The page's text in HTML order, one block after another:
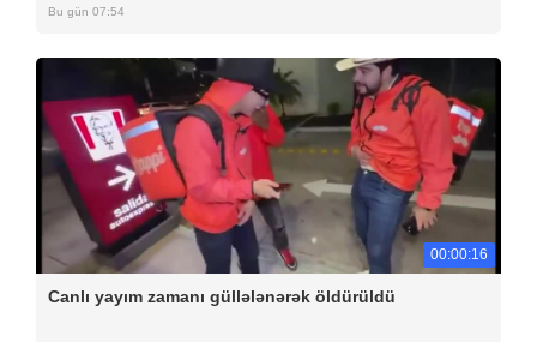
Bu gün 07:54
00:00:16
Canlı yayım zamanı güllələnərək öldürüldü